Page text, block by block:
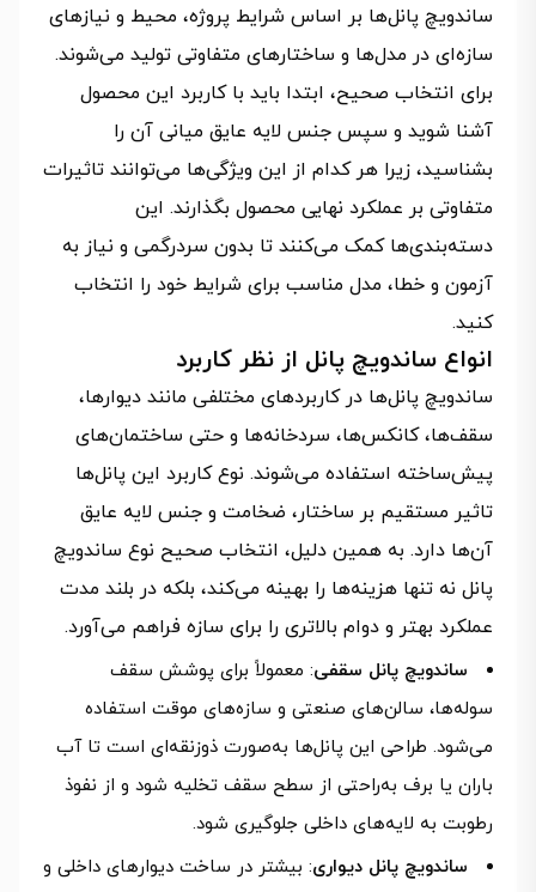
ساندویچ پانل‌ها بر اساس شرایط پروژه، محیط و نیازهای
سازه‌ای در مدل‌ها و ساختارهای متفاوتی تولید می‌شوند.
برای انتخاب صحیح، ابتدا باید با کاربرد این محصول
آشنا شوید و سپس جنس لایه عایق میانی آن را
بشناسید، زیرا هر کدام از این ویژگی‌ها می‌توانند تاثیرات
متفاوتی بر عملکرد نهایی محصول بگذارند. این
دسته‌بندی‌ها کمک می‌کنند تا بدون سردرگمی و نیاز به
آزمون‌ و‌ خطا، مدل مناسب برای شرایط خود را انتخاب
کنید.
انواع ساندویچ پانل از نظر کاربرد
ساندویچ پانل‌ها در کاربردهای مختلفی مانند دیوارها،
سقف‌ها، کانکس‌ها، سردخانه‌ها و حتی ساختمان‌های
پیش‌ساخته استفاده می‌شوند. نوع کاربرد این پانل‌ها
تاثیر مستقیم بر ساختار، ضخامت و جنس لایه عایق
آن‌ها دارد. به همین دلیل، انتخاب صحیح نوع ساندویچ
پانل نه‌ تنها هزینه‌ها را بهینه می‌کند، بلکه در بلند مدت
عملکرد بهتر و دوام بالاتری را برای سازه فراهم می‌آورد.
ساندویچ پانل سقفی: معمولاً برای پوشش سقف
سوله‌ها، سالن‌های صنعتی و سازه‌های موقت استفاده
می‌شود. طراحی این پانل‌ها به‌صورت ذوزنقه‌ای است تا آب
باران یا برف به‌راحتی از سطح سقف تخلیه شود و از نفوذ
رطوبت به لایه‌های داخلی جلوگیری شود.
ساندویچ پانل دیواری: بیشتر در ساخت دیوارهای داخلی و